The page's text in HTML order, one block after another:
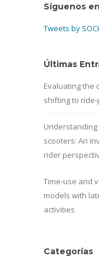
Síguenos
Tweets by
Últimas
Evaluating the
shifting to
scooters: An
rider
Time-use and
models with
activities
Categorías